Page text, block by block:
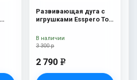
Развивающая дуга с
игрушками Esspero Toy
Butterfly
3 300 р
2 790 e
В наличии